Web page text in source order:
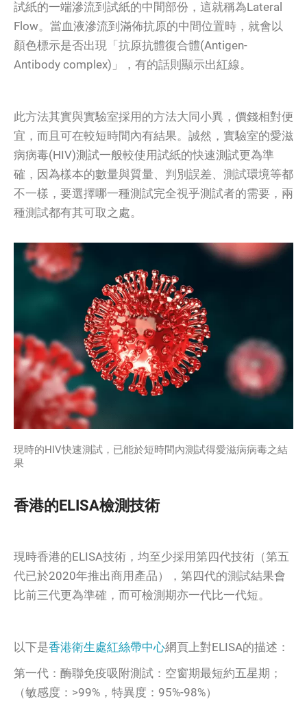
試紙的一端滲流到試紙的中間部份，這就稱為Lateral
Flow。當血液滲流到滿佈抗原的中間位置時，就會以
顏色標示是否出現「抗原抗體復合體(Antigen-
Antibody complex)」，有的話則顯示出紅線。
此方法其實與實驗室採用的方法大同小異，價錢相對便
宜，而且可在較短時間內有結果。誠然，實驗室的愛滋
病病毒(HIV)測試一般較使用試紙的快速測試更為準
確，因為樣本的數量與質量、判別誤差、測試環境等都
不一樣，要選擇哪一種測試完全視乎測試者的需要，兩
種測試都有其可取之處。
現時的HIV快速測試，已能於短時間內測試得愛滋病病毒之結
果
香港的ELISA檢測技術
現時香港的ELISA技術，均至少採用第四代技術（第五
代已於2020年推出商用產品），第四代的測試結果會
比前三代更為準確，而可檢測期亦一代比一代短。
以下是香港衛生處紅絲帶中心網頁上對ELISA的描述：
第一代：酶聯免疫吸附測試：空窗期最短約五星期；
（敏感度：>99%，特異度：95%-98%）